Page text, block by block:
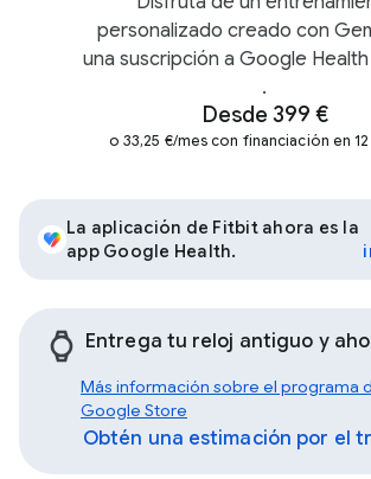
La aplicación de Fitbit ahora es la
app Google Health.
personalizado creado con
una suscripción a Google Health
.
Desde 399 €
o 33,25 €/mes con financiación en
Entrega tu reloj antiguo y
Más información sobre el programa
Google Store
Obtén una estimación por el